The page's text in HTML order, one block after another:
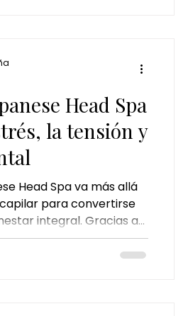
Head Spa
la tensión y
Head Spa va más allá
para convertirse
integral. Gracias a
técnicas de
cabelludo, ayuda a